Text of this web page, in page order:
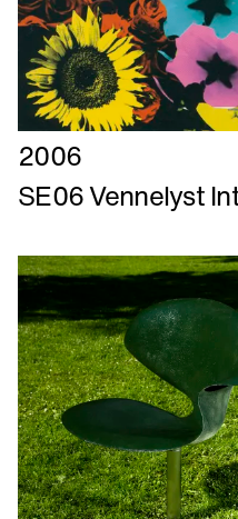
Læs
mere
om
Vennelyst
Introduktion
2006
SE06 Vennelyst